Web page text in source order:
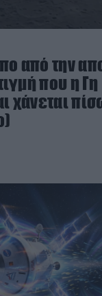
από την
που η Γη
χάνεται